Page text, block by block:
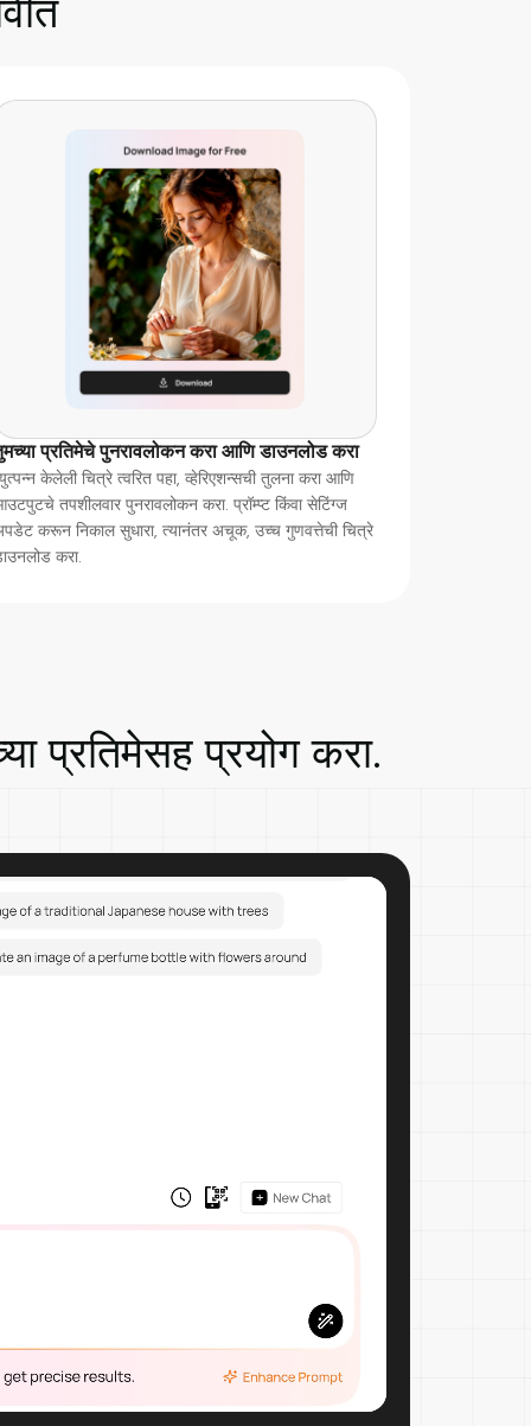
प्रतिमेचे पुनरावलोकन करा आणि डाउनलोड करा
केलेली चित्रे त्वरित पहा, व्हेरिएशन्सची तुलना करा आणि
तपशीलवार पुनरावलोकन करा. प्रॉम्प्ट किंवा सेटिंग्ज
करून निकाल सुधारा, त्यानंतर अचूक, उच्च गुणवत्तेची चित्रे
करा.
प्रतिमेसह प्रयोग करा.